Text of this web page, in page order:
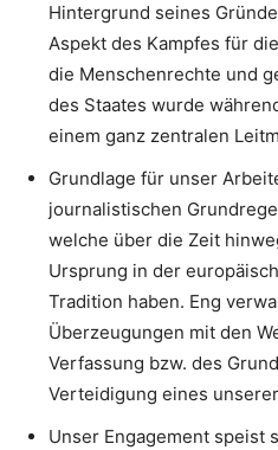
Hintergrund seines
Aspekt des Kampfes für
die Menschenrechte und
des Staates wurde
einem ganz zentralen
Grundlage für unser
journalistischen
welche über die Zeit
Ursprung in der
Tradition haben. Eng
Überzeugungen mit den
Verfassung bzw. des
Verteidigung eines
Unser Engagement speist